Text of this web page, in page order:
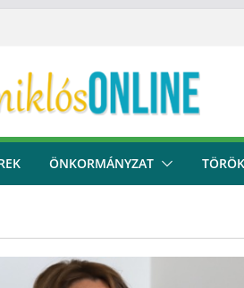
ÖNKORMÁNYZAT